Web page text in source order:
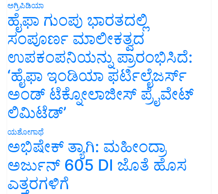
ಅಗ್ರಿಪಿಡಿಯಾ
ಹೈಫಾ ಗುಂಪು ಭಾರತದಲ್ಲಿ
ಸಂಪೂರ್ಣ ಮಾಲೀಕತ್ವದ
ಉಪಕಂಪನಿಯನ್ನು ಪ್ರಾರಂಭಿಸಿದೆ:
‘ಹೈಫಾ ಇಂಡಿಯಾ ಫರ್ಟಿಲೈಜರ್ಸ್
ಅಂಡ್ ಟೆಕ್ನೋಲಾಜೀಸ್ ಪ್ರೈವೇಟ್
ಲಿಮಿಟೆಡ್’
ಯಶೋಗಾಥೆ
ಅಭಿಷೇಕ್ ತ್ಯಾಗಿ: ಮಹೀಂದ್ರಾ
ಅರ್ಜುನ್ 605 DI ಜೊತೆ ಹೊಸ
ಎತ್ತರಗಳಿಗೆ